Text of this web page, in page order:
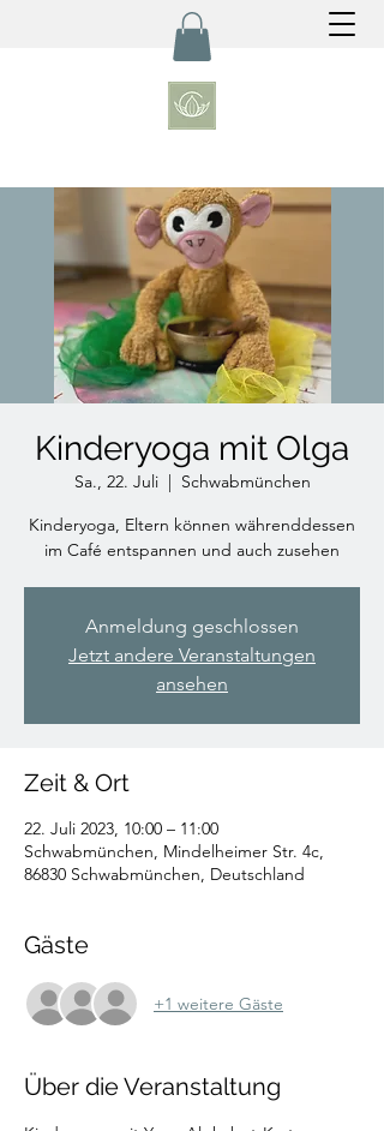
Kinderyoga mit Olga
Sa., 22. Juli
  |
Schwabmünchen
Kinderyoga, Eltern können währenddessen
im Café entspannen und auch zusehen
Anmeldung geschlossen
Jetzt andere Veranstaltungen
ansehen
Zeit & Ort
22. Juli 2023, 10:00 – 11:00
Schwabmünchen, Mindelheimer Str. 4c,
86830 Schwabmünchen, Deutschland
Gäste
+1 weitere Gäste
Über die Veranstaltung